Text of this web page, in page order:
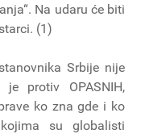
Na udaru će biti
starci. (1)
Srbije nije
protiv OPASNIH,
ko zna gde i ko
su globalisti